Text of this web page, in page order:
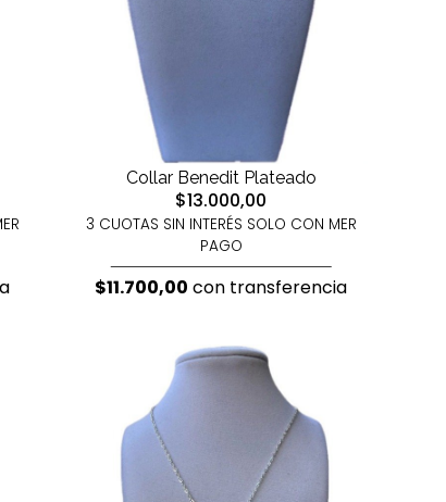
Collar Benedit Plateado
$13.000,00
3 CUOTAS SIN INTERÉS SOLO CON MER
PAGO
$11.700,00 con transferencia